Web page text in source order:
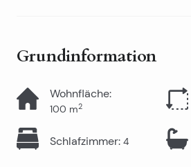
Grundinformation
Wohnfläche:
100 m2
Schlafzimmer: 4